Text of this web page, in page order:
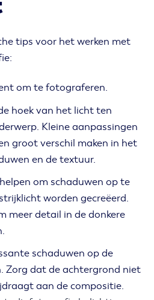
tips voor het werken met
om te fotograferen.
hoek van het licht ten
Kleine aanpassingen
groot verschil maken in het
en de textuur.
om schaduwen op te
worden gecreëerd.
meer detail in de donkere
schaduwen op de
Zorg dat de achtergrond niet
aan de compositie.